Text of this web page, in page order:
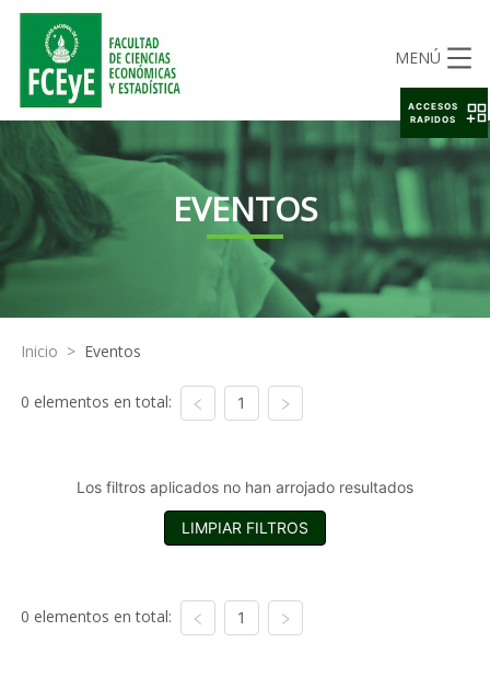
MENÚ
EVENTOS
Inicio > Eventos
0 elementos en total: 1
Los filtros aplicados no han arrojado resultados
LIMPIAR FILTROS
0 elementos en total: 1
ACCESOS
RAPIDOS